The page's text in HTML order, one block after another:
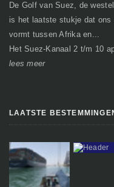
De Golf van Suez, de
is het laatste stukje dat ons
vormt tussen Afrika en...
Het Suez-Kanaal 2 t/m 10
lees meer
LAATSTE